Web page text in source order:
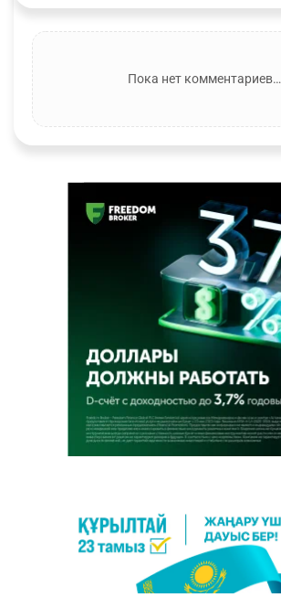
Пока нет комментариев…